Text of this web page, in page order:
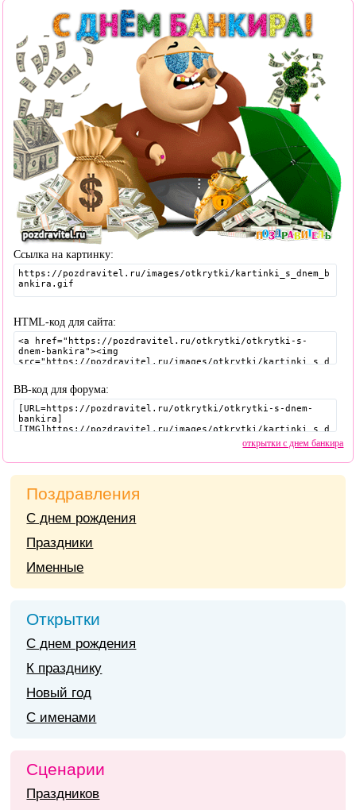
Ссылка на картинку:
HTML-код для сайта:
BB-код для форума:
открытки с днем банкира
Поздравления
С днем рождения
Праздники
Именные
Открытки
С днем рождения
К празднику
Новый год
С именами
Сценарии
Праздников